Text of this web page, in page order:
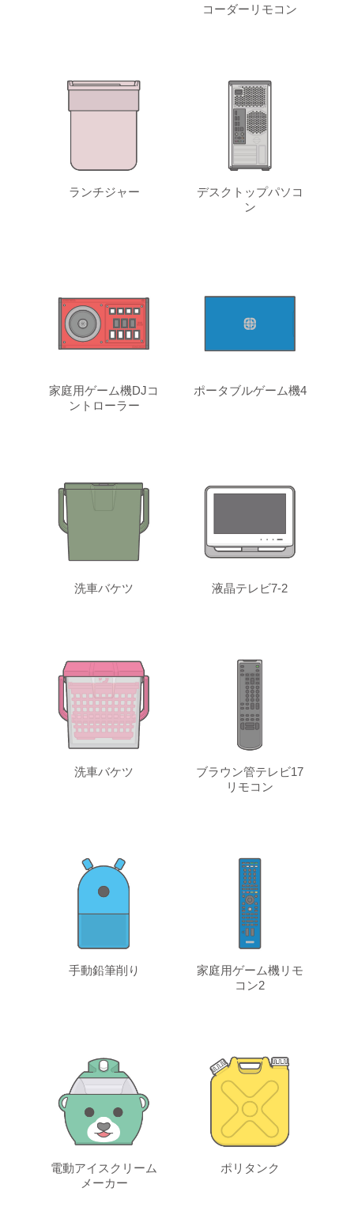
コーダーリモコン
ランチジャー
デスクトップパソコ
ン
家庭用ゲーム機DJコ
ントローラー
ポータブルゲーム機4
洗車バケツ 液晶テレビ7-2
洗車バケツ
ブラウン管テレビ17
リモコン
手動鉛筆削り
家庭用ゲーム機リモ
コン2
電動アイスクリーム
メーカー
ポリタンク